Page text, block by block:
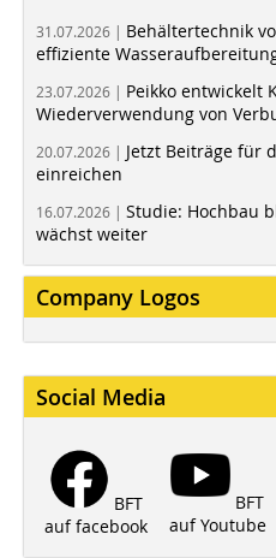
31.07.2026 | Behältertechnik
effiziente
23.07.2026 | Peikko entwickelt
Wiederverwendung von
20.07.2026 | Jetzt Beiträge für
einreichen
16.07.2026 | Studie: Hochbau
wächst weiter
Company Logos
Social Media
BFT
auf facebook
BFT
auf Youtube